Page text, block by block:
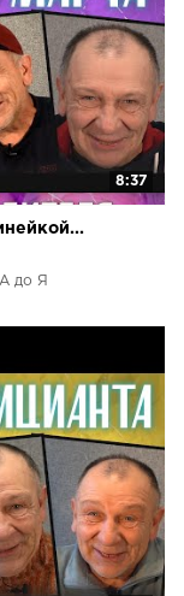
8:37
до Я